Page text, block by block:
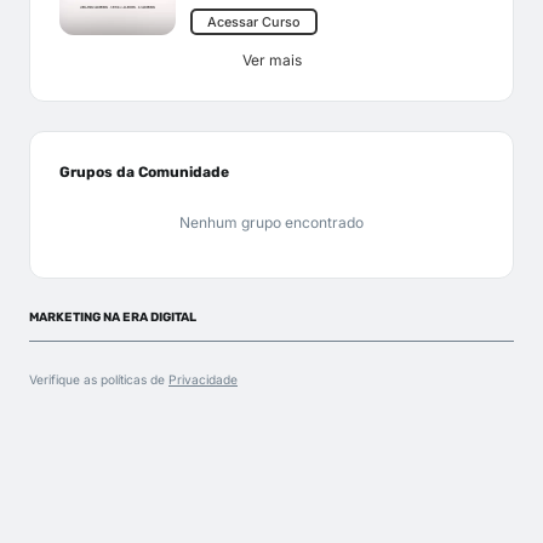
Acessar Curso
Ver mais
Grupos da Comunidade
Nenhum grupo encontrado
MARKETING NA ERA DIGITAL
Verifique as políticas de Privacidade